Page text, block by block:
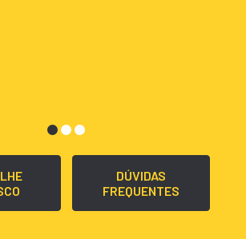
DÚVIDAS
FREQUENTES